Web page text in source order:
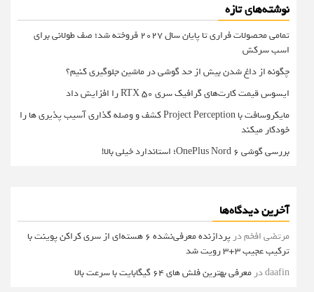
نوشته‌های تازه
تمامی محصولات فراری تا پایان سال ۲۰۲۷ فروخته شد؛ صف طولانی برای
اسب سرکش
چگونه از داغ شدن بیش از حد گوشی در ماشین جلوگیری کنیم؟
ایسوس قیمت کارت‌های گرافیک سری RTX 50 را افزایش داد
مایکروسافت با Project Perception کشف و وصله گذاری آسیب پذیری ها را
خودکار میکند
بررسی گوشی OnePlus Nord 6؛ استاندارد خیلی بالا!
آخرین دیدگاه‌ها
مرتضی افخمدر
پردازنده معرفی‌نشده 6 هسته‌ای از سری کراکن پوینت با
ترکیب عجیب 3+3 رویت شد
daafinدر معرفی بهترین فلش های 64 گیگابایت با سرعت بالا